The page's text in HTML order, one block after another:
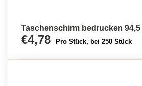
Taschenschirm bedrucken 94,5
€4,78 Pro Stück, bei 250 Stück